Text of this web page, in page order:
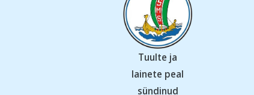
Tuulte ja
lainete peal
sündinud